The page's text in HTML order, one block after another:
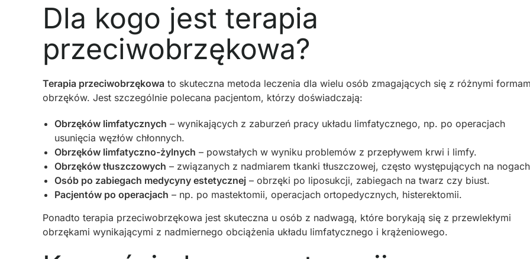
Dla kogo jest terapia
przeciwobrzękowa?
Terapia przeciwobrzękowa to skuteczna metoda leczenia dla wielu osób zmagających się z różnymi
obrzęków. Jest szczególnie polecana pacjentom, którzy doświadczają:
Obrzęków limfatycznych – wynikających z zaburzeń pracy układu limfatycznego, np. po operacjach
usunięcia węzłów chłonnych.
Obrzęków limfatyczno-żylnych – powstałych w wyniku problemów z przepływem krwi i limfy.
Obrzęków tłuszczowych – związanych z nadmiarem tkanki tłuszczowej, często występujących na
Osób po zabiegach medycyny estetycznej – obrzęki po liposukcji, zabiegach na twarz czy biust.
Pacjentów po operacjach – np. po mastektomii, operacjach ortopedycznych, histerektomii.
Ponadto terapia przeciwobrzękowa jest skuteczna u osób z nadwagą, które borykają się z przewlekłymi
obrzękami wynikającymi z nadmiernego obciążenia układu limfatycznego i krążeniowego.